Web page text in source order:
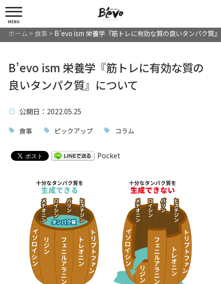
MENU
ホーム >食事> B’evo ism 栄養学『筋トレに有効な質の良いタンパク質
B’evo ism 栄養学『筋トレに有効な質の
良いタンパク質』について
公開日 ：2022.05.25
食事 ピックアップ コラム
Pocket